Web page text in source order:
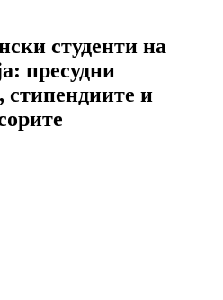
студенти на
пресудни
стипендиите и